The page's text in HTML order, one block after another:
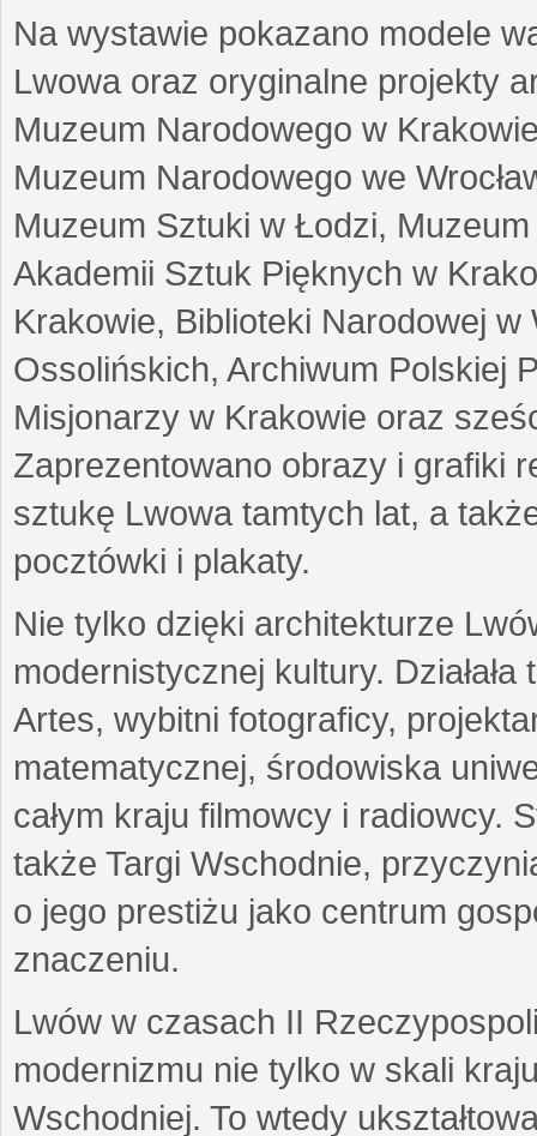
Na wystawie pokazano modele
Lwowa oraz oryginalne projekty
Muzeum Narodowego w
Muzeum Narodowego we
Muzeum Sztuki w Łodzi,
Akademii Sztuk Pięknych w
Krakowie, Biblioteki Narodowej
Ossolińskich, Archiwum Polskiej
Misjonarzy w Krakowie oraz
Zaprezentowano obrazy i grafiki
sztukę Lwowa tamtych lat, a
pocztówki i plakaty.
Nie tylko dzięki architekturze
modernistycznej kultury.
Artes, wybitni fotograficy,
matematycznej, środowiska
całym kraju filmowcy i radiowcy.
także Targi Wschodnie,
o jego prestiżu jako centrum
znaczeniu.
Lwów w czasach II
modernizmu nie tylko w skali
Wschodniej. To wtedy